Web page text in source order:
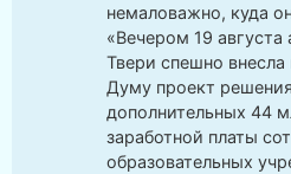
немаловажно, куда
«Вечером 19
Твери спешно
Думу проект
дополнительных 44
заработной платы
образовательных